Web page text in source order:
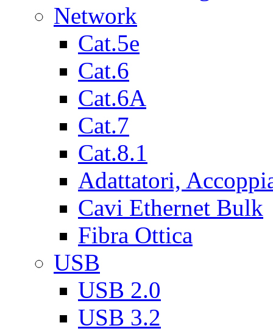
Network
Cat.5e
Cat.6
Cat.6A
Cat.7
Cat.8.1
Adattatori,
Cavi Ethernet Bulk
Fibra Ottica
USB
USB 2.0
USB 3.2